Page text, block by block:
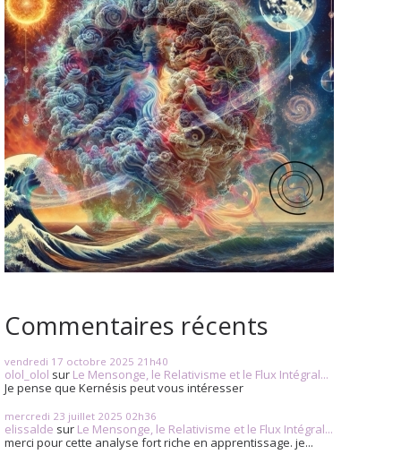
Commentaires récents
vendredi 17 octobre 2025 21h40
olol_olol sur Le Mensonge, le Relativisme et le Flux Intégral...
Je pense que Kernésis peut vous intéresser
mercredi 23 juillet 2025 02h36
elissalde sur Le Mensonge, le Relativisme et le Flux Intégral...
merci pour cette analyse fort riche en apprentissage. je...